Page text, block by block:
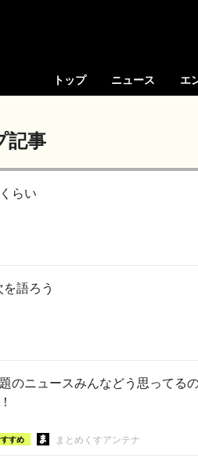
トップ ニュース エ
記事
らい
語ろう
のニュースみんなどう思ってる
すすめ まとめくすアンテナ